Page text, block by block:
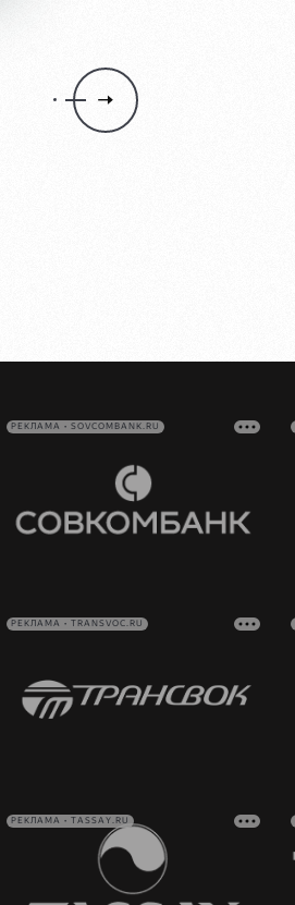
РЕКЛАМА • SOVCOMBANK.RU
РЕКЛАМА • TRANSVOC.RU
РЕКЛАМА • TASSAY.RU